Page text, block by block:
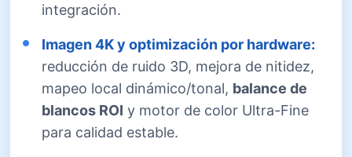
integración.
Imagen 4K y optimización por hardware:
reducción de ruido 3D, mejora de nitidez,
mapeo local dinámico/tonal, balance de
blancos ROI y motor de color Ultra-Fine
para calidad estable.